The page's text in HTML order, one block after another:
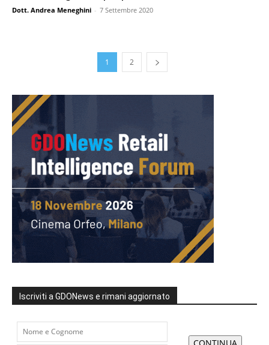
Dott. Andrea Meneghini - 7 Settembre 2020
1 2
Iscriviti a GDONews e rimani aggiornato